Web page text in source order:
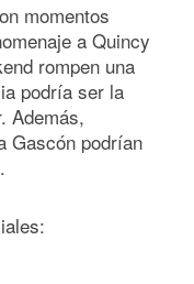
momentos
a Quincy
rompen una
podría ser la
Además,
Gascón podrían